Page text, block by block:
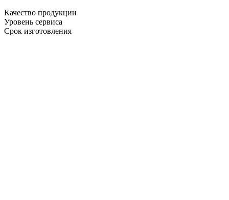
Качество продукции
Уровень сервиса
Срок изготовления